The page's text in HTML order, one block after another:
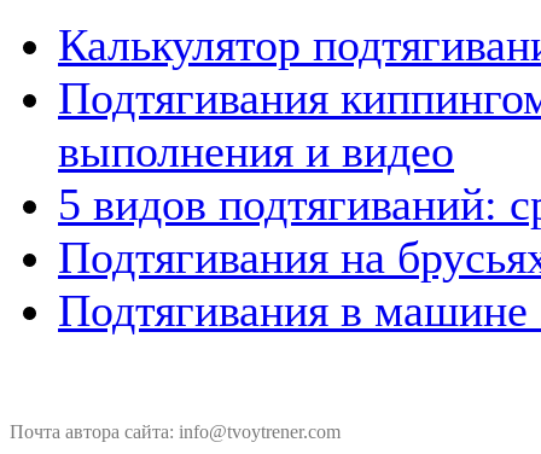
Калькулятор
Подтягивания
выполнения и видео
5 видов подтягиваний:
Подтягивания на
Подтягивания в машине
Почта автора сайта: info@tvoytrener.com